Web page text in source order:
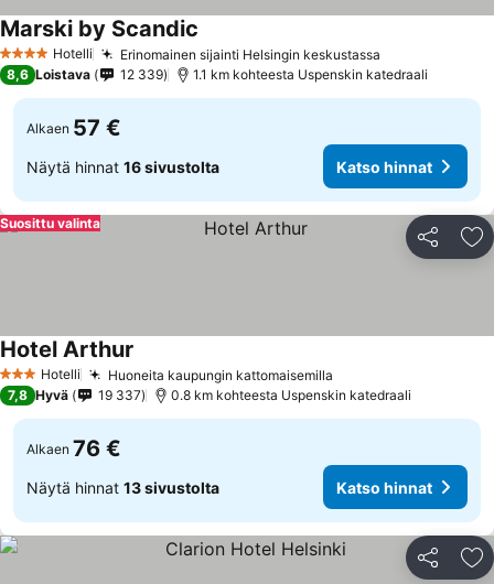
4 Tähtiluokitus
Hotelli Erinomainen sijainti Helsingin keskustassa
Marski by Scandic
8,6 Loistava 12 339 1.1 km kohteesta Uspenskin katedraali
Alkaen 57 €
Näytä hinnat 16 sivustolta Katso hinnat
Jaa
Suosittu valinta
3 Tähtiluokitus
Hotelli Huoneita kaupungin kattomaisemilla
Hotel Arthur
7,8 Hyvä 19 337 0.8 km kohteesta Uspenskin katedraali
Alkaen 76 €
Näytä hinnat 13 sivustolta Katso hinnat
Jaa